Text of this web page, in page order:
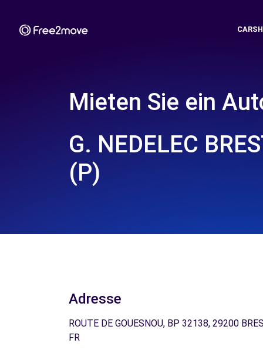
Mieten Sie ein
G. NEDELEC
(P)
Adresse
ROUTE DE GOUESNOU, BP 32138, 29200
FR